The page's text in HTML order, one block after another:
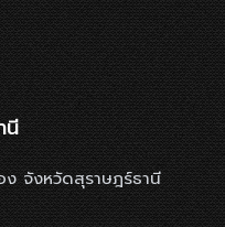
นี
ง จังหวัดสุราษฎร์ธานี